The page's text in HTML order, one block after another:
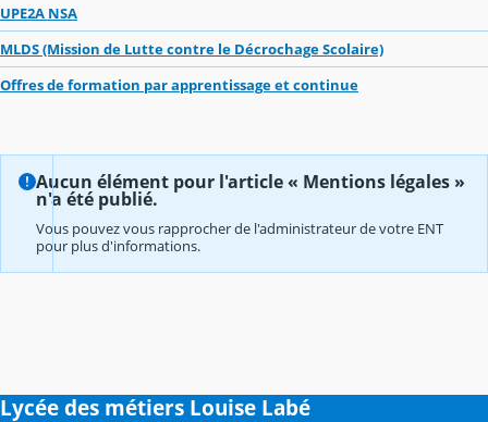
UPE2A NSA
MLDS (Mission de Lutte contre le Décrochage Scolaire)
Offres de formation par apprentissage et continue
Aucun élément pour l'article « Mentions légales »
n'a été publié.
Vous pouvez vous rapprocher de l'administrateur de votre ENT
pour plus d'informations.
Lycée des métiers Louise Labé